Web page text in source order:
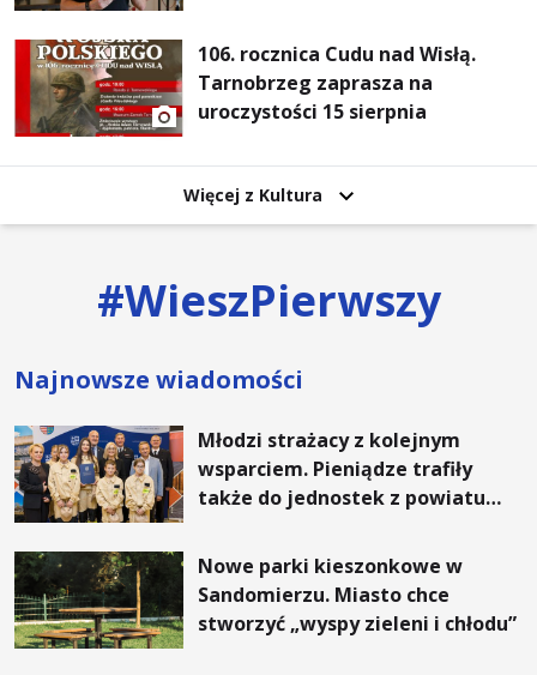
106. rocznica Cudu nad Wisłą.
Tarnobrzeg zaprasza na
uroczystości 15 sierpnia
Więcej z Kultura
#WieszPierwszy
Najnowsze wiadomości
Młodzi strażacy z kolejnym
wsparciem. Pieniądze trafiły
także do jednostek z powiatu
Nowe parki kieszonkowe w
Sandomierzu. Miasto chce
stworzyć „wyspy zieleni i chłodu”